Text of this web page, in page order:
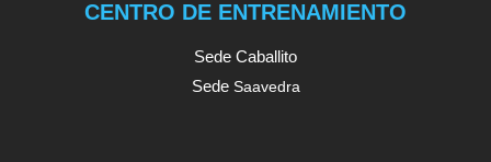
CENTRO DE ENTRENAMIENTO
Sede Caballito
Sede Saavedra